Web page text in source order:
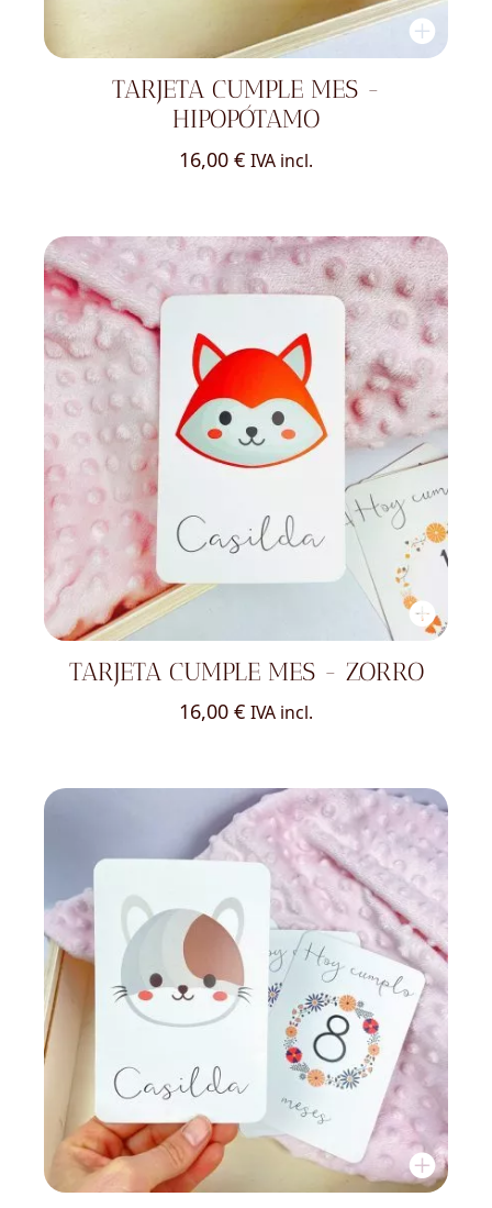
TARJETA CUMPLE MES -
HIPOPÓTAMO
16,00 € IVA incl.
TARJETA CUMPLE MES - ZORRO
16,00 € IVA incl.